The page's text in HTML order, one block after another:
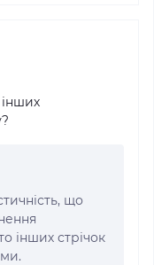
інших
що
інших стрічок